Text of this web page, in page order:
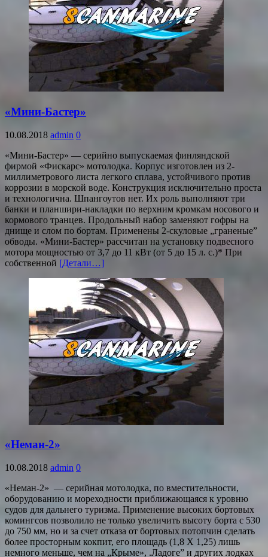
«Мини-Бастер»
10.08.2018 admin 0
«Мини-Бастер» — серийно выпускаемая финляндской
фирмой «Фискарс» мотолодка. Корпус изготовлен из 2-
миллиметрового листа легкого сплава, устойчивого против
коррозии в морской воде. Конструкция исключительно проста
и технологична. Шпангоутов нет. Их роль выполняют три
банки и планшири-накладки по верхним кромкам носового и
кормового транцев. Продольный набор заменяют гофры на
днище и слом по бортам. Применены 2-скуловые „граненые”
обводы. «Мини-Бастер» рассчитан на установку подвесного
мотора мощностью от 3,7 до 11 кВт (от 5 до 15 л. с.)* При
собственной [Детали…]
«Неман-2»
10.08.2018 admin 0
«Неман-2» — серийная мотолодка, по вместительности,
оборудованию и мореходности приближающаяся к уровню
судов для дальнего туризма. Применение высоких бортовых
комингсов позволило не только увеличить высоту борта с 530
до 750 мм, но и за счет отказа от бортовых потопчин сделать
более просторным кокпит, его площадь (1,8 X 1,25) лишь
немного меньше, чем на „Крыме», .Ладоге” и других лодках